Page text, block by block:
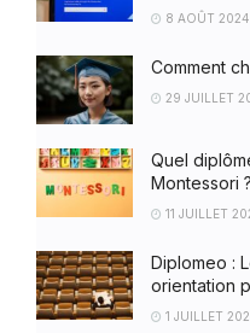
8 AOÛT 2024
Comment
29 JUILLET
Quel
Montessori ?
11 JUILLET
Diplomeo :
orientation
1 JUILLET